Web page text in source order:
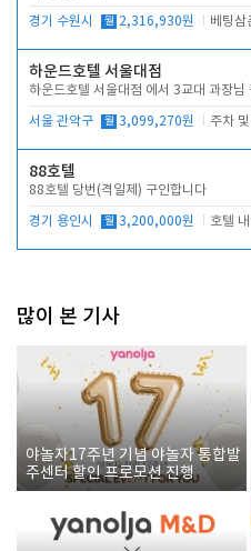
경기 수원시 월 2,316,930원 베팅삼
하운드호텔 서울대점
하운드호텔 서울대점 에서 3교대 과장님
서울 관악구 월 3,099,270원
88호텔
88호텔 당번(격일제) 구인합니다
경기 용인시 월 3,200,000원
많이 본 기사
야놀자17주년 기념 야놀자 통합발
주센터 할인 프로모션 진행